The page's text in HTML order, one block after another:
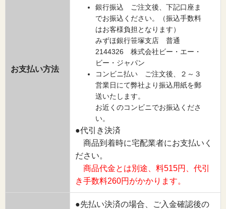
お支払い方法
銀行振込 ご注文後、下記口座ま
でお振込ください。（振込手数料
はお客様負担となります）
みずほ銀行笹塚支店 普通
2144326 株式会社ビー・エー・
ビー・ジャパン
コンビニ払い ご注文後、２～３
営業日にて弊社より振込用紙を郵
送いたします。
お近くのコンビニでお振込くださ
い。
●代引き決済
商品到着時に宅配業者にお支払いく
ださい。
商品代金とは別途、料515円、代引
き手数料260円がかかります。
●先払い決済の場合、ご入金確認後の